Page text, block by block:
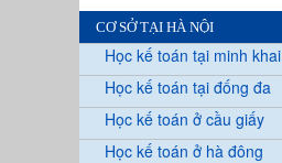
CƠ SỞ TẠI HÀ NỘI
Học kế toán tại minh khai
Học kế toán tại đống đa
Học kế toán ở cầu giấy
Học kế toán ở hà đông